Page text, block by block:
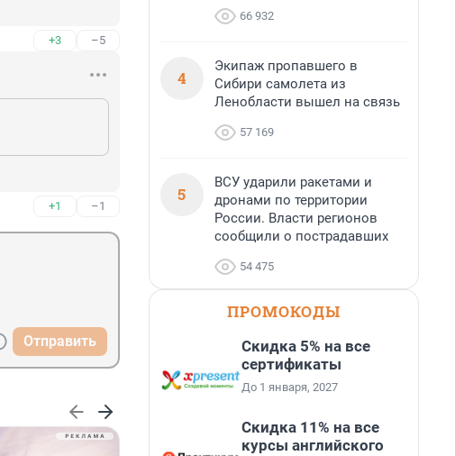
+3 –5
+1 –1
Отправить
66 932
4
Экипаж пропавшего в
Сибири самолета из
Ленобласти вышел на связь
57 169
5
ВСУ ударили ракетами и
дронами по территории
России. Власти регионов
сообщили о пострадавших
54 475
ПРОМОКОДЫ
Скидка 5% на все
сертификаты
До 1 января, 2027
Скидка 11% на все
курсы английского